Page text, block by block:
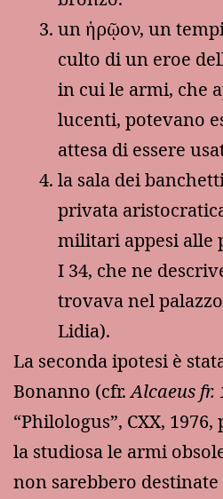
un ἡρῷον, un
culto di un eroe
in cui le armi, che
lucenti, potevano
attesa di essere
la sala dei
privata
militari appesi alle
I 34, che ne
trovava nel
Lidia).
La seconda ipotesi è
Bonanno (cfr.Alcaeus fr.
“Philologus”, CXX, 1976,
la studiosa le armi
non sarebbero